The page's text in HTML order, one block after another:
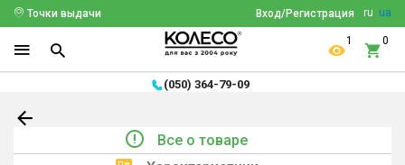
ru ua
Вход/Регистрация
Точки выдачи
1 0
(050) 364-79-09
Все о товаре